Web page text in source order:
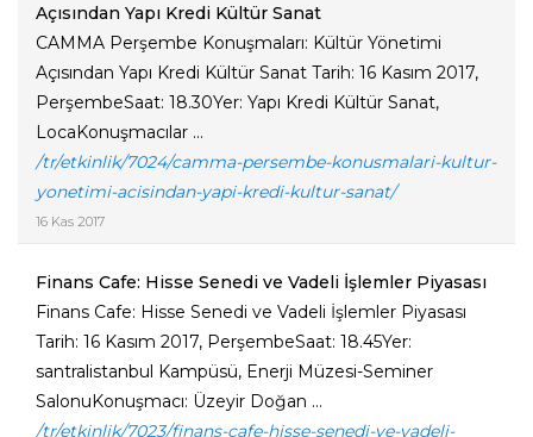
Açısından Yapı Kredi Kültür Sanat
CAMMA Perşembe Konuşmaları: Kültür Yönetimi
Açısından Yapı Kredi Kültür Sanat Tarih: 16 Kasım 2017,
PerşembeSaat: 18.30Yer: Yapı Kredi Kültür Sanat,
LocaKonuşmacılar ...
/tr/etkinlik/7024/camma-persembe-konusmalari-kultur-
yonetimi-acisindan-yapi-kredi-kultur-sanat/
16 Kas 2017
Finans Cafe: Hisse Senedi ve Vadeli İşlemler Piyasası
Finans Cafe: Hisse Senedi ve Vadeli İşlemler Piyasası
Tarih: 16 Kasım 2017, PerşembeSaat: 18.45Yer:
santralistanbul Kampüsü, Enerji Müzesi-Seminer
SalonuKonuşmacı: Üzeyir Doğan ...
/tr/etkinlik/7023/finans-cafe-hisse-senedi-ve-vadeli-